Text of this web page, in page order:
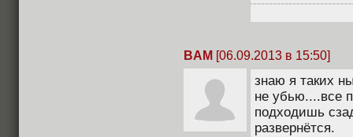
BAM [06.09.2013 в 15:50]
знаю я таких
не убью....все
подходишь
развернётся.